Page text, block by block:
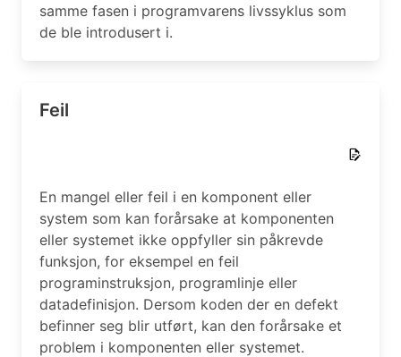
samme fasen i programvarens livssyklus som
de ble introdusert i.
Feil
En mangel eller feil i en komponent eller
system som kan forårsake at komponenten
eller systemet ikke oppfyller sin påkrevde
funksjon, for eksempel en feil
programinstruksjon, programlinje eller
datadefinisjon. Dersom koden der en defekt
befinner seg blir utført, kan den forårsake et
problem i komponenten eller systemet.